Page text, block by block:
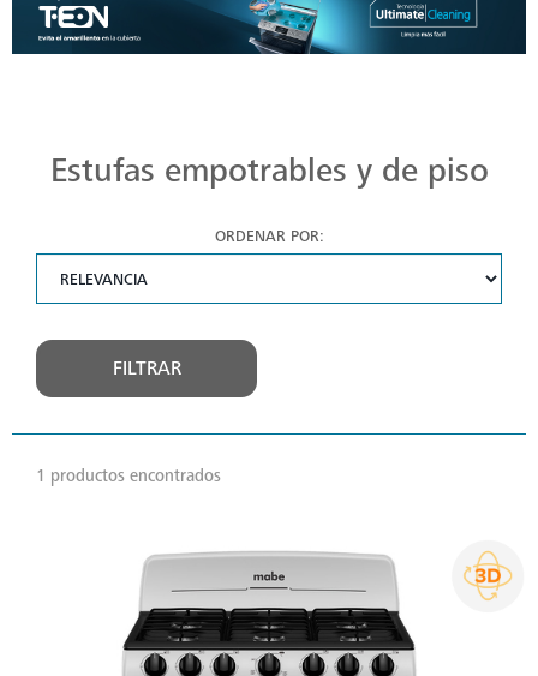
Estufas empotrables y de piso
ORDENAR POR:
FILTRAR
1 productos encontrados